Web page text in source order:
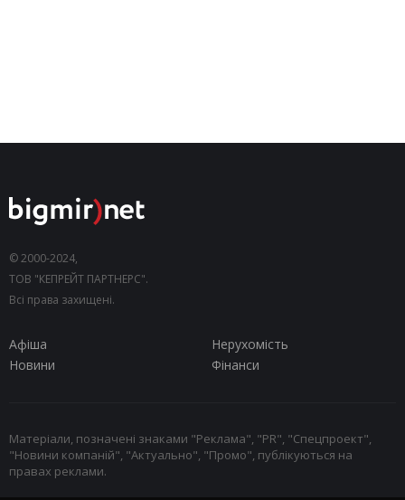
© 2000-2024,
ТОВ "КЕПРЕЙТ ПАРТНЕРС".
Всі права захищені.
Афіша
Нерухомість
Новини
Фінанси
Матеріали, позначені знаками "Реклама", "PR", "Спецпроект",
"Новини компаній", "Актуально", "Промо", публікуються на
правах реклами.